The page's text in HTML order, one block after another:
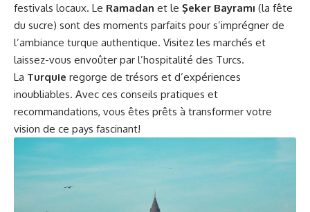
festivals locaux. Le Ramadan et le Şeker Bayramı (la fête
du sucre) sont des moments parfaits pour s’imprégner de
l’ambiance turque authentique. Visitez les marchés et
laissez-vous envoûter par l’hospitalité des Turcs.
La Turquie regorge de trésors et d’expériences
inoubliables. Avec ces conseils pratiques et
recommandations, vous êtes prêts à transformer votre
vision de ce pays fascinant!